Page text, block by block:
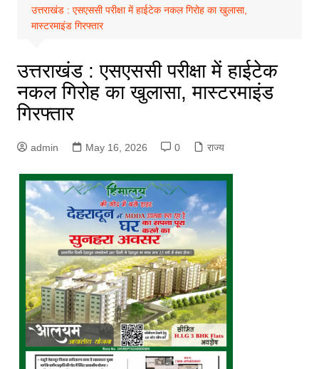
उत्तराखंड : एसएससी परीक्षा में हाईटेक नकल गिरोह का खुलासा,
मास्टरमाइंड गिरफ्तार
उत्तराखंड : एसएससी परीक्षा में हाईटेक
नकल गिरोह का खुलासा, मास्टरमाइंड
गिरफ्तार
admin May 16, 2026 0 राज्य